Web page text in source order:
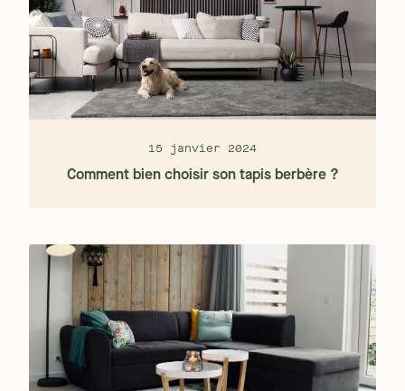
15 janvier 2024
Comment bien choisir son tapis berbère ?